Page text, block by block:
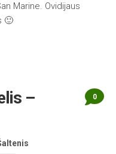
Marine. Ovidijaus
🙂
–
0